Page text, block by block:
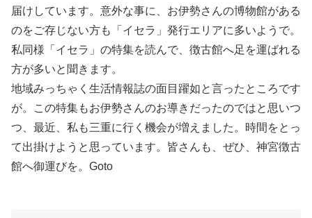
届けしています。意外な事に、お伊勢さんの博物館がある
のをご存じない方も「イセラ」発行エリアに多いようで。
私同様「イセラ」の特集を読んで、徴古館へ足を運ばれる
方が多いと聞きます。
地域みっちゃく生活情報誌の面目躍如と言ったところです
が。この特集もお伊勢さんのお導きだったのではと思いつ
つ、最近、私も三重に行く機会が増えました。時間をとっ
て出掛けようと思っています。皆さんも、ぜひ、神宮徴古
館へ御運びを。Goto